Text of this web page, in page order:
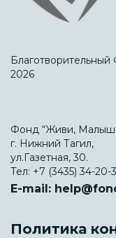
2026
Фонд “Живи,
г. Нижний Тагил,
ул.Газетная, 30.
Тел: +7 (3435) 34-20-
E-mail:
Политика